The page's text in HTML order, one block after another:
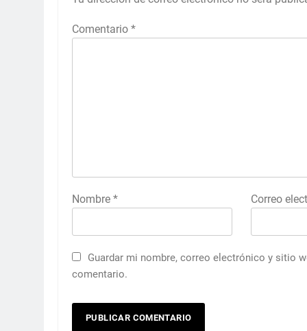
Comentario *
Nombre * Correo
Guardar mi nombre, correo electrónico y sitio
comentario.